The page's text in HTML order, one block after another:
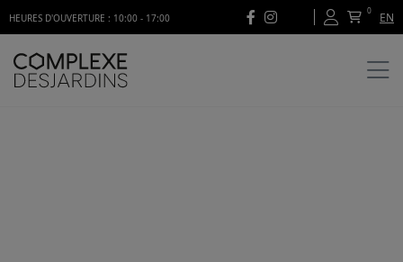
HEURES D'OUVERTURE : 10:00 - 17:00
0 EN